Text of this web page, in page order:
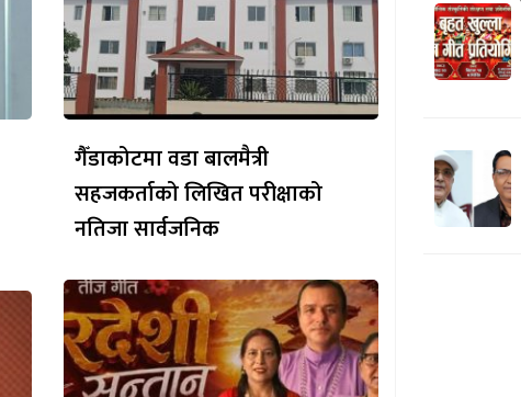
गैँडाकोटमा वडा बालमैत्री
सहजकर्ताको लिखित परीक्षाको
नतिजा सार्वजनिक